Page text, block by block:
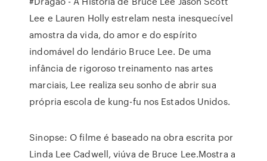
Lee e Lauren Holly estrelam nesta inesquecível
amostra da vida, do amor e do espírito
indomável do lendário Bruce Lee. De uma
infância de rigoroso treinamento nas artes
marciais, Lee realiza seu sonho de abrir sua
própria escola de kung-fu nos Estados Unidos.
Sinopse: O filme é baseado na obra escrita por
Linda Lee Cadwell, viúva de Bruce Lee.Mostra a